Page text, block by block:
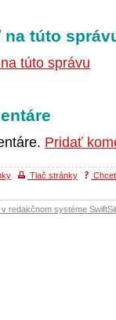
na túto
túto správu
Pridať
Tlač stránky
redakčnom systéme